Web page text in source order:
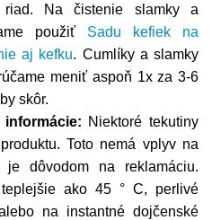
Na čistenie slamky a
použiť Sadu kefiek na
aj kefku. Cumlíky a slamky
meniť aspoň 1x za 3-6
skôr.
Niektoré tekutiny
Toto nemá vplyv na
dôvodom na reklamáciu.
ako 45 ° C, perlivé
na instantné dojčenské